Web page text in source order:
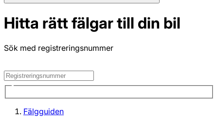
Hitta rätt fälgar till din bil
Sök med registreringsnummer
Fälgguiden